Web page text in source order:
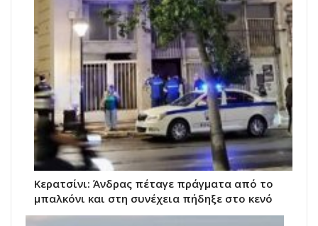
Κερατσίνι: Άνδρας πέταγε πράγματα από το
μπαλκόνι και στη συνέχεια πήδηξε στο κενό